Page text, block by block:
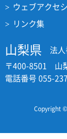
ウェブアクセ
リンク集
山梨県
法
〒400-8501 山
電話番号 055-
Copyright